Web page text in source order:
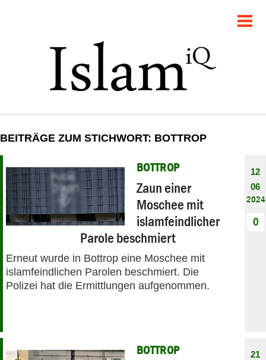
GESELLSCHAFT
STARTSEITE
DEBATTE
PANORAMA
BEITRÄGE ZUM STICHWORT: BOTTROP
BOTTROP
Zaun einer
Moschee mit
islamfeindlicher
Parole beschmiert
Erneut wurde in Bottrop eine Moschee mit
islamfeindlichen Parolen beschmiert. Die
Polizei hat die Ermittlungen aufgenommen.
12
06
2024
0
BOTTROP
21